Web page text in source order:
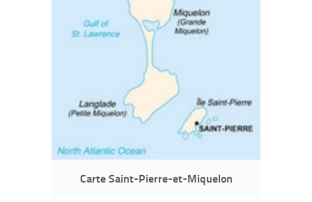
Carte Saint-Pierre-et-Miquelon